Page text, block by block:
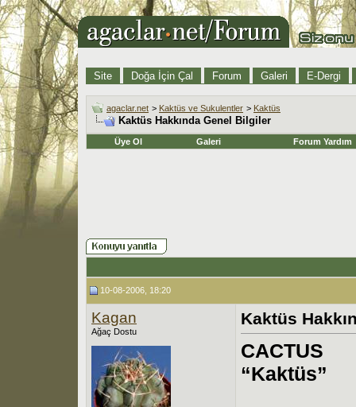
Site Doğa İçin Çal Forum Galeri E-Dergi
agaclar.net > Kaktüs ve Sukulentler > Kaktüs
Kaktüs Hakkında Genel Bilgiler
Üye Ol Galeri Forum Yardım
10-08-2006, 18:20
Kagan
Ağaç Dostu
Kaktüs
CACTUS
“Kaktüs”